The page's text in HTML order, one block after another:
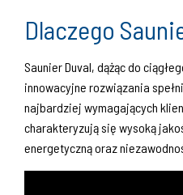
Dlaczego
Saunier Duval, dążąc do
innowacyjne rozwiązania
najbardziej wymagających
charakteryzują się wysoką
energetyczną oraz